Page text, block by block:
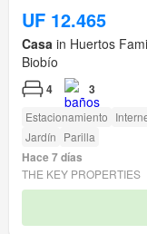
UF 12.465
Casa in Huertos
Biobío
4 3
Estacionamiento
Jardín Parilla
Hace 7 días
THE KEY PROPERTIES